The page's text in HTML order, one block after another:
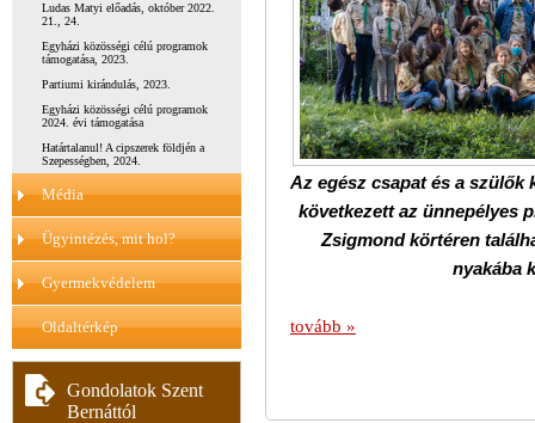
Ludas Matyi előadás, október 2022.
21., 24.
Egyházi közösségi célú programok
támogatása, 2023.
Partiumi kirándulás, 2023.
Egyházi közösségi célú programok
2024. évi támogatása
Határtalanul! A cipszerek földjén a
Szepességben, 2024.
Média
Ügyintézés, mit hol?
Gyermekvédelem
Oldaltérkép
Gondolatok Szent
Bernáttól
Az egész csapat és a szülők
következett az ünnepélyes
Zsigmond körtéren
nyakába
tovább »